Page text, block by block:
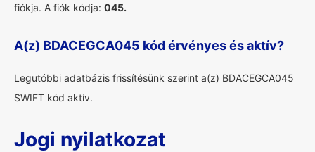
fiókja. A fiók kódja: 045.
A(z) BDACEGCA045 kód érvényes és aktív?
Legutóbbi adatbázis frissítésünk szerint a(z) BDACEGCA045
SWIFT kód aktív.
Jogi nyilatkozat